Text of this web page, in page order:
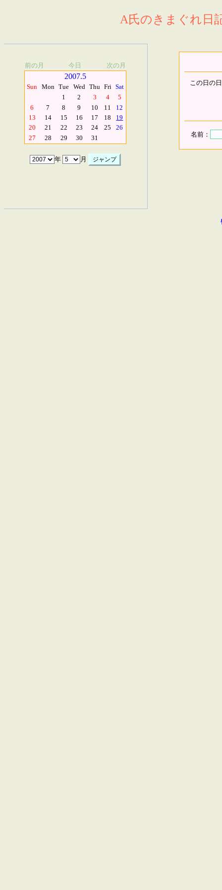
A氏のきまぐれ日
前の月 今日 次の月
2007.5
Sun Mon Tue Wed Thu Fri Sat
1
2 3 4
5
6
7 8 9 10 11
12
13
14 15 16 17 18
19
20
21 22 23 24 25
26
27
28 29 30 31
年 月
この日の
名前：